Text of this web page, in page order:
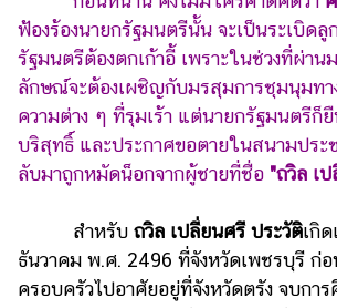
ราคา
ทอง
ราคา
น้ำมัน
วา
ไร
แต่งงาน
ฟ้องร้องนายกรัฐมนตรีนั้น จะเป็นระเบิด
รัฐมนตรีต้องตกเก้าอี้ เพราะในช่วงที่ผ่าน
ลักษณ์จะต้องเผชิญกับมรสุมการชุมนุมทา
ความต่าง ๆ ที่รุมเร้า แต่นายกรัฐมนตรีก็
บริสุทธิ์ และประกาศขอตายในสนามประ
ลับมาถูกหมัดน็อกจากผู้ชายที่ชื่อ "ถวิล เ
สำหรับ ถวิล เปลี่ยนศรี ประวัติเกิ
ธันวาคม พ.ศ. 2496 ที่จังหวัดเพชรบุรี ก่อ
ครอบครัวไปอาศัยอยู่ที่จังหวัดตรัง จบกา